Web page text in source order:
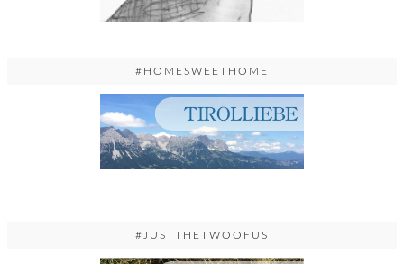
#HOMESWEETHOME
#JUSTTHETWOOFUS